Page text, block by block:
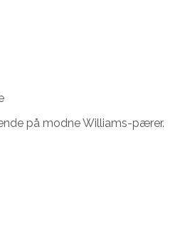
på modne Williams-pærer.